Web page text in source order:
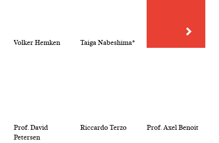
Volker Hemken Taiga Nabeshima*
Prof. David
Petersen
Riccardo Terzo Prof. Axel Benoit